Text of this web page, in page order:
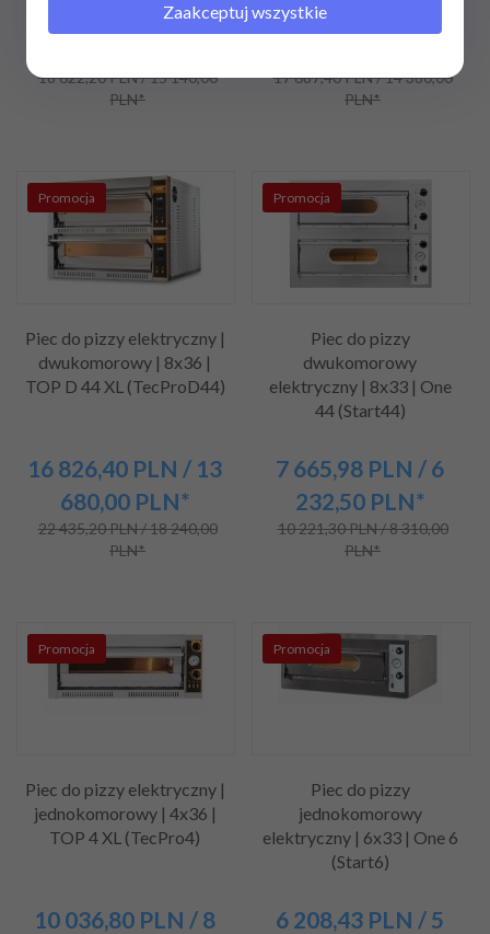
PLN/ 11
18 622,20 PLN / 15 140,00
PLN*
13 265,
17 687,40 PLN / 14 380,00
PLN*
Promocja
Piec do pizzy elektryczny |
dwukomorowy | 8x36 |
TOP D 44 XL (TecProD44)
16 826,40 PLN / 13
680,00 PLN*
22 435,20 PLN / 18 240,00
PLN*
Promocja
Piec do pizzy
dwukomorowy
elektryczny | 8x33 | One
44 (Start44)
7 665,98 PLN / 6
232,50 PLN*
10 221,30 PLN / 8 310,00
PLN*
Promocja
Piec do pizzy elektryczny |
jednokomorowy | 4x36 |
TOP 4 XL (TecPro4)
10 036,80 PLN / 8
Promocja
Piec do pizzy
jednokomorowy
elektryczny | 6x33 | One 6
(Start6)
6 208,43 PLN / 5
Zaakceptuj wszystkie